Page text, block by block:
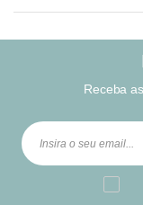
Receba